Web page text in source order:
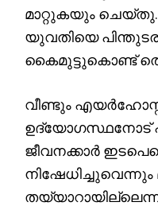
മാറ്റുകയും
യുവതിയെ
കൈമുട്ടുകൊണ്ട്
വീണ്ടും
ഉദ്യോഗസ്ഥനോട്
ജീവനക്കാർ
നിഷേധിച്ചുവെന്നും